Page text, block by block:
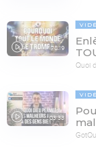
78:19
Quoi
03:33